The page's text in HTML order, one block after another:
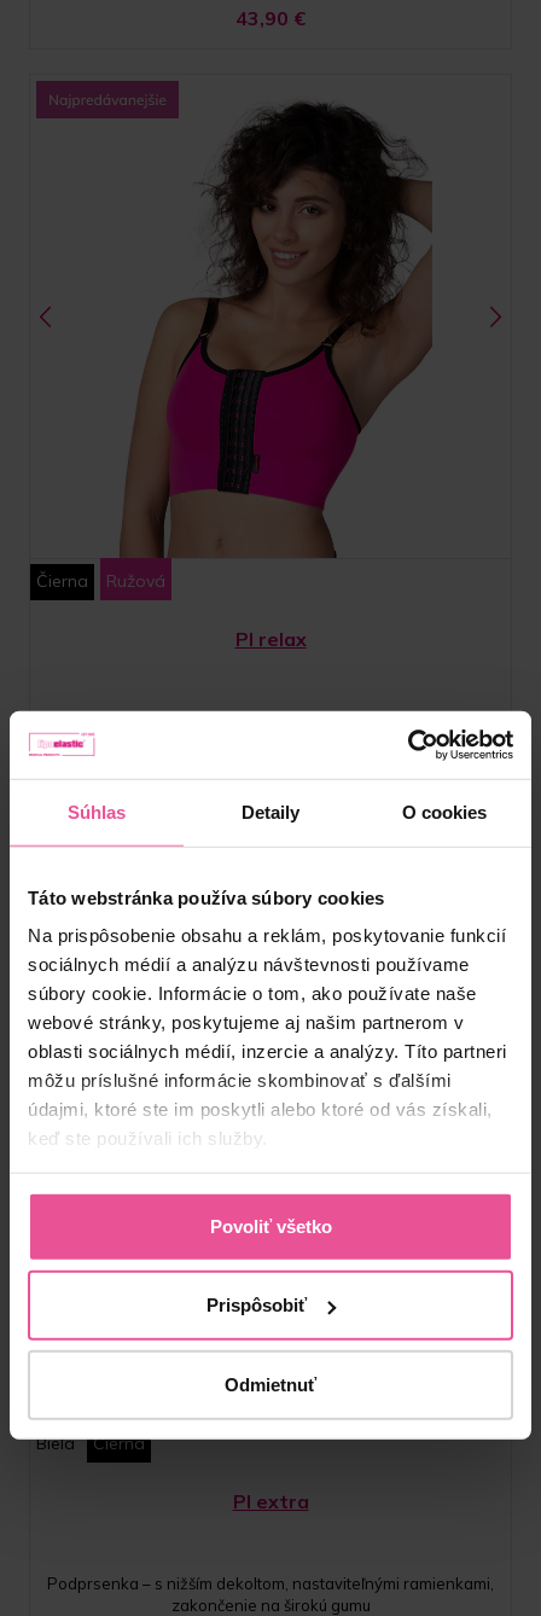
Súhlas Detaily O cookies
Táto webstránka používa súbory cookies
Na prispôsobenie obsahu a reklám, poskytovanie funkcií
sociálnych médií a analýzu návštevnosti používame
súbory cookie. Informácie o tom, ako používate naše
webové stránky, poskytujeme aj našim partnerom v
oblasti sociálnych médií, inzercie a analýzy. Títo partneri
môžu príslušné informácie skombinovať s ďalšími
údajmi, ktoré ste im poskytli alebo ktoré od vás získali,
keď ste používali ich služby.
Povoliť všetko
Prispôsobiť
Odmietnuť
43,90 €
Čierna Ružová
PI relax
košíčkami, nastaviteľnými ramienkami, predným zapínaním na
háčiky a očká a zakončením pomocou špeciálnej hemming
technólogie
Biela Čierna
PI extra
Podprsenka – s nižším dekoltom, nastaviteľnými ramienkami,
zakončenie na širokú gumu